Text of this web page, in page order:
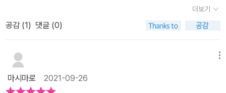
하세요​[출판사로부터 도서 협찬을 받았고 본인의 주관적인 견해에 의
하여 작성함]
공지능 스피커는 열기로 달궈진 뜨거운 몸을 이끌고 힘들어 합니다.
헉헉~~시원한 바람과 맑은 공기를 선사하는산은 누구나 환영합니
다.산에 오르면서 숨을 깊게 들이마시고천천히 하~~ 하고 뱉어 내봐
요.가슴이 뻥 뚫리고 기분이 상쾌해져요.시원한 산 바람, 맑은 공기를
쐬고쉼이라는 시간을 가져봅니다.그러다 문득 잊고 있던 것들이 하나
둘 생각납니다.산에 오르다 보면 몸은 힘들지만머릿 속에서는 나쁜
더보기
공감 (1) 댓글 (0)
마시마로 2021-09-26